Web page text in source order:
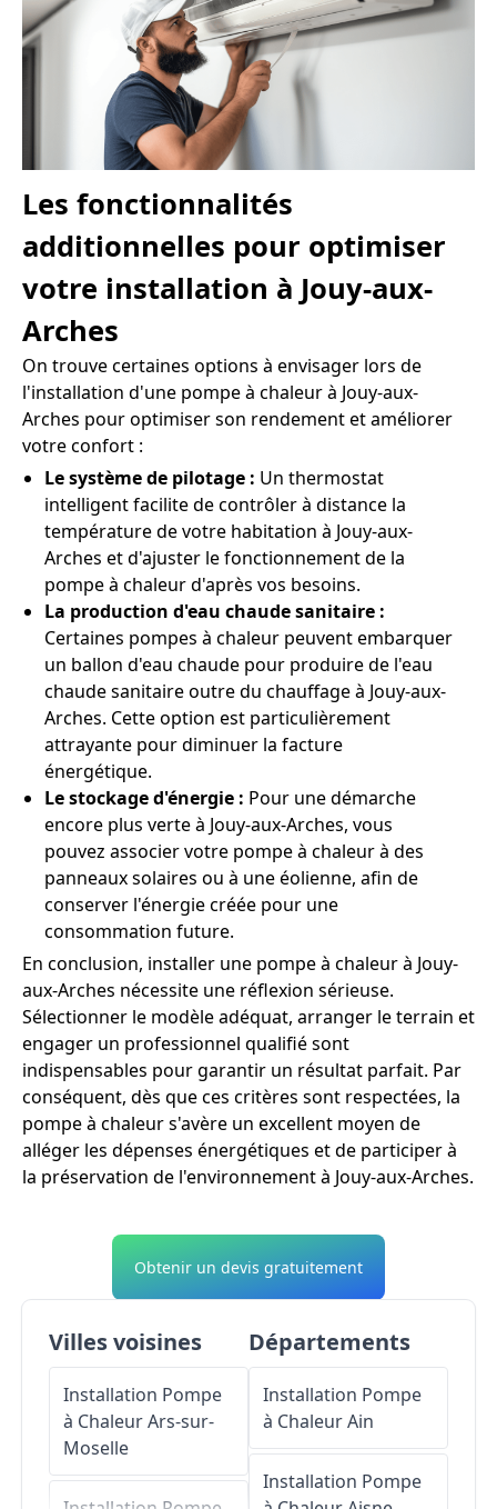
Les fonctionnalités
additionnelles pour optimiser
votre installation à Jouy-aux-
Arches
On trouve certaines options à envisager lors de
l'installation d'une pompe à chaleur à Jouy-aux-
Arches pour optimiser son rendement et améliorer
votre confort :
Le système de pilotage : Un thermostat
intelligent facilite de contrôler à distance la
température de votre habitation à Jouy-aux-
Arches et d'ajuster le fonctionnement de la
pompe à chaleur d'après vos besoins.
La production d'eau chaude sanitaire :
Certaines pompes à chaleur peuvent embarquer
un ballon d'eau chaude pour produire de l'eau
chaude sanitaire outre du chauffage à Jouy-aux-
Arches. Cette option est particulièrement
attrayante pour diminuer la facture
énergétique.
Le stockage d'énergie : Pour une démarche
encore plus verte à Jouy-aux-Arches, vous
pouvez associer votre pompe à chaleur à des
panneaux solaires ou à une éolienne, afin de
conserver l'énergie créée pour une
consommation future.
En conclusion, installer une pompe à chaleur à Jouy-
aux-Arches nécessite une réflexion sérieuse.
Sélectionner le modèle adéquat, arranger le terrain et
engager un professionnel qualifié sont
indispensables pour garantir un résultat parfait. Par
conséquent, dès que ces critères sont respectées, la
pompe à chaleur s'avère un excellent moyen de
alléger les dépenses énergétiques et de participer à
la préservation de l'environnement à Jouy-aux-Arches.
Obtenir un devis gratuitement
Villes voisines
Installation Pompe
à ChaleurArs-sur-
Moselle
Départements
Installation Pompe
à ChaleurAin
Installation Pompe